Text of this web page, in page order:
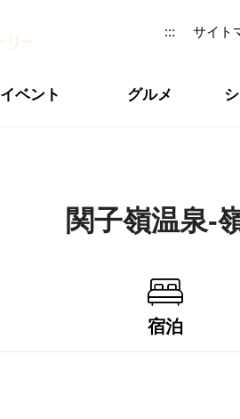
::: サイト
イベント グルメ
関子嶺温泉-
宿泊